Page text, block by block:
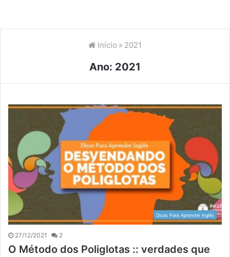
Início » 2021
Ano: 2021
Dicas Para Aprender Inglês
27/12/2021 2
O Método dos Poliglotas :: verdades que